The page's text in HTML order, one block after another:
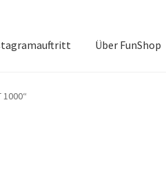
Über FunShop